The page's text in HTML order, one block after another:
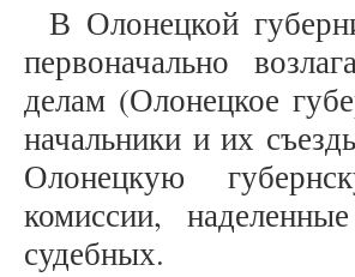
В Олонецкой
первоначально
делам (Олонецкое
начальники и их
Олонецкую
комиссии,
судебных.